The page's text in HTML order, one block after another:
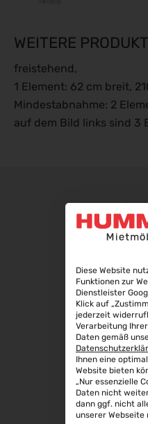
ESC Congress 2026
SMM 2026
01.09.2026 - 04.09.2026
IFA Berlin 2026
04.09.2026 - 08.09.2026
expopharm 2026
15.09.2026 - 17.09.2026
15.09.2026 - 20.09.2026
INTERGEO 2026
15.09.2026 - 17.09.2026
GaLaBau 2026
15.09.2026 - 18.09.2026
area30 2026 - Löhne
19.09.2026 - 24.09.2026
InnoTrans 2026
22.09.2026 - 25.09.2026
WEITERE
freistehend,
1 Element: 62 cm breit,
Mindestabnahme: 2
auf dem Bild links sind 3
Diese Website
Funktionen zur
Dienstleister
Klick auf
jederzeit
Verarbeitung
Daten gemäß
Ihnen eine
Website bieten
„Nur essenzielle
Daten nicht
dann ggf. nicht
unserer Webseite